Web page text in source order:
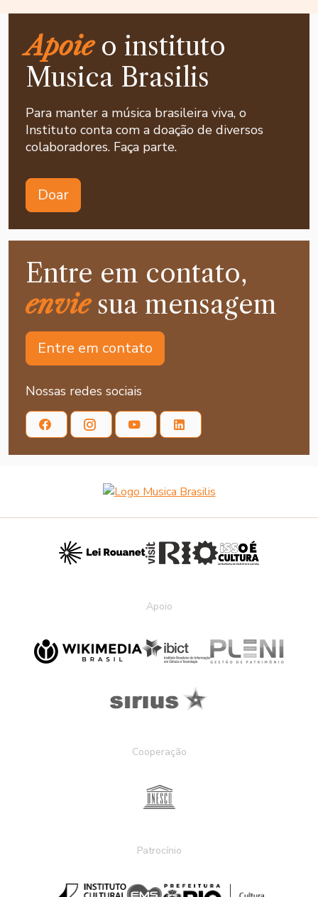
Apoieo instituto
Musica Brasilis
Para manter a música brasileira viva, o
Instituto conta com a doação de diversos
colaboradores. Faça parte.
Doar
Entre em contato,
enviesua mensagem
Entre em contato
Nossas redes sociais
Apoio
Cooperação
Patrocínio